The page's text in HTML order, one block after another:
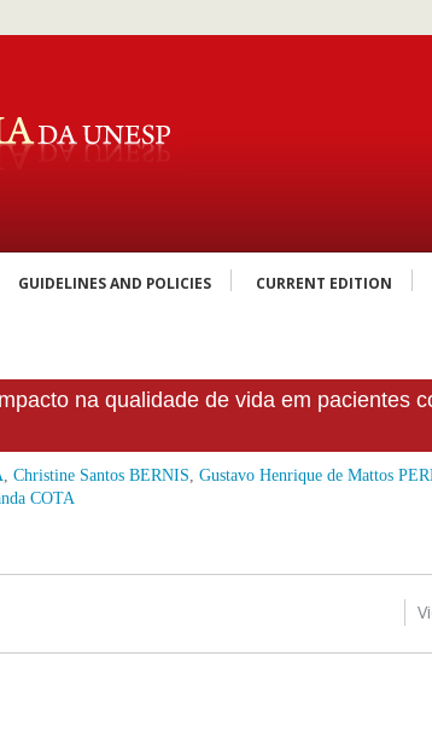
GUIDELINES AND POLICIES CURRENT EDITION
na qualidade de vida em pacientes
, Christine Santos BERNIS, Gustavo Henrique de Mattos
COTA